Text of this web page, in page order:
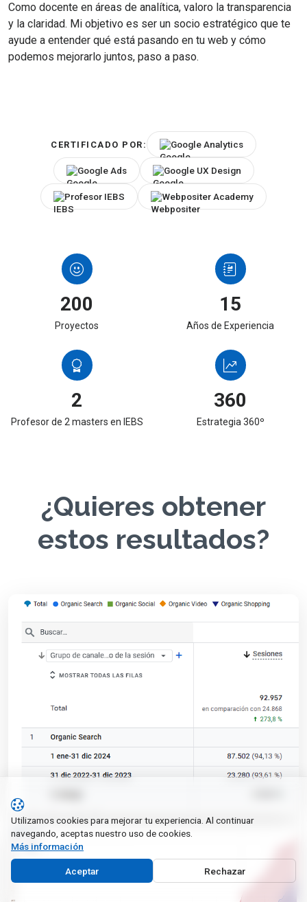
Como docente en áreas de analítica, valoro la transparencia
y la claridad. Mi objetivo es ser un socio estratégico que te
ayude a entender qué está pasando en tu web y cómo
podemos mejorarlo juntos, paso a paso.
CERTIFICADO POR: Google Analytics
Google Ads Google UX Design
Profesor IEBS Webpositer Academy
200
Proyectos
15
Años de Experiencia
2
Profesor de 2 masters en IEBS
360
Estrategia 360º
¿Quieres obtener
estos resultados?
Utilizamos cookies para mejorar tu experiencia. Al continuar
navegando, aceptas nuestro uso de cookies.
Más información
Aceptar Rechazar